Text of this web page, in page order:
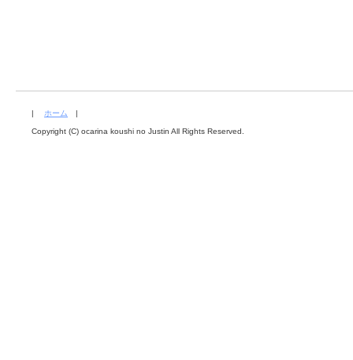
| ホーム |
Copyright (C) ocarina koushi no Justin All Rights Reserved.